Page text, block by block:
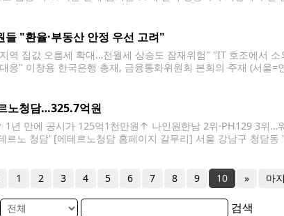
"환율·부동산 안정 우선 고려"
역 집값 오름세 확대…전월세 상승도 잠재위험" "IT 호조에서
응" 이창용 한국은행 총재, 금융통화위원회 본회의 주재 (서울=
노청담…325.7억원
년 만에 공시가 125억1천만원↑ 나인원한남 2위·PH129 3위…
르노 청담' [에테르노청담 홈페이지 갈무리] 서울 강남구 청담동
1 2 3 4 5 6 7 8 9 10 » 마
검색